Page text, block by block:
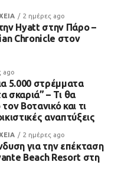
2 ημέρες ago
Hyatt στην Πάρο –
Chronicle στον
ago
5.000 στρέμματα
σκαριά” – Τι θα
Βοτανικό και τι
αναπτύξεις
2 ημέρες ago
για την επέκταση
Beach Resort στη